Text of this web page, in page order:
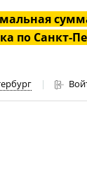
по Санкт-